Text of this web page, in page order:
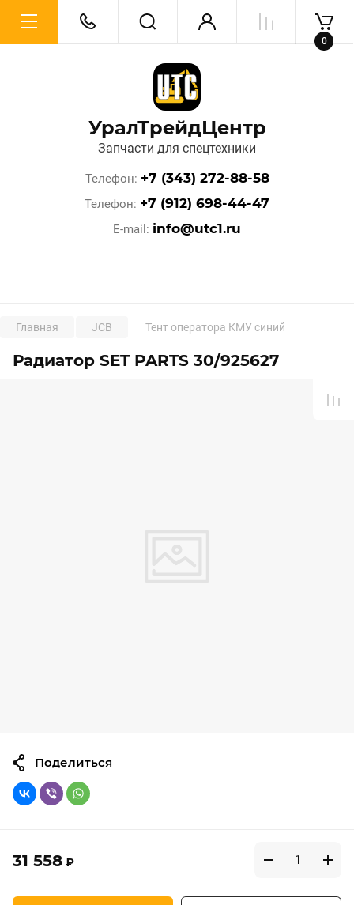
УралТрейдЦентр
Запчасти для спецтехники
Телефон +7 (343) 272-88-58
Телефон +7 (912) 698-44-47
E-mail info@utc1.ru
0
Главная JCB Тент оператора КМУ синий
Радиатор SET PARTS 30/925627
Поделиться
31 558 ₽